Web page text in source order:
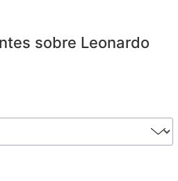
sobre Leonardo